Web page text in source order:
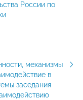
России по
механизмы
в
заседания